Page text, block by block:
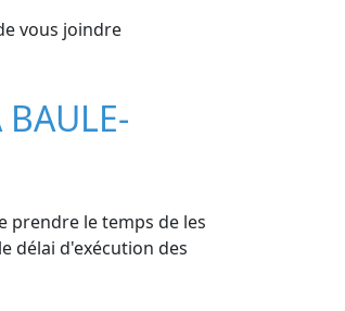
vous joindre
BAULE-
prendre le temps de les
délai d'exécution des